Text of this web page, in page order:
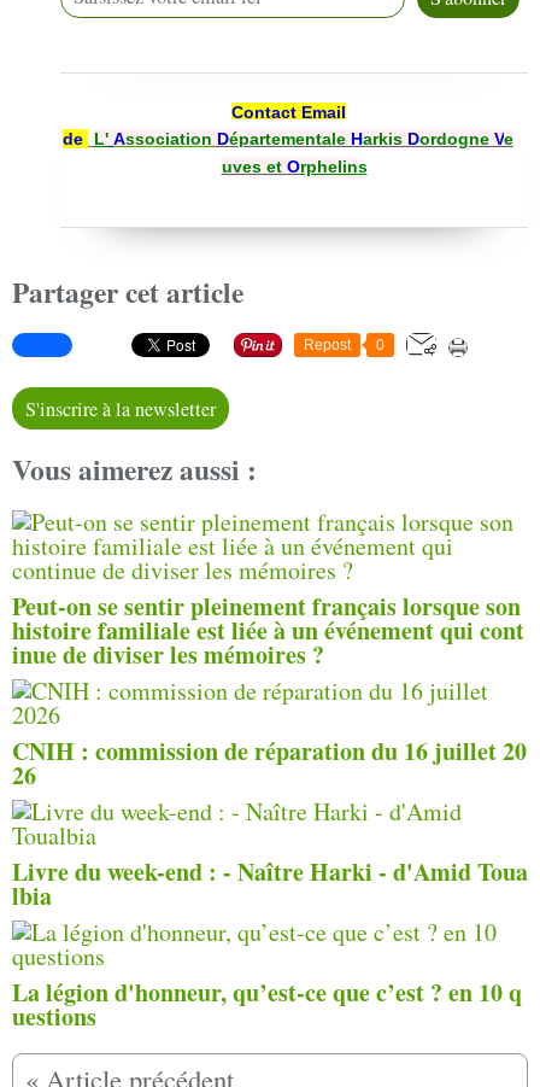
Contact Email
de
L' Association Départementale Harkis Dordogne Ve
uves et Orphelins
Partager cet article
Repost 0
S'inscrire à la newsletter
Vous aimerez aussi :
Peut-on se sentir pleinement français lorsque son
histoire familiale est liée à un événement qui cont
inue de diviser les mémoires ?
CNIH : commission de réparation du 16 juillet 20
26
Livre du week-end : - Naître Harki - d'Amid Toua
lbia
La légion d'honneur, qu’est-ce que c’est ? en 10 q
uestions